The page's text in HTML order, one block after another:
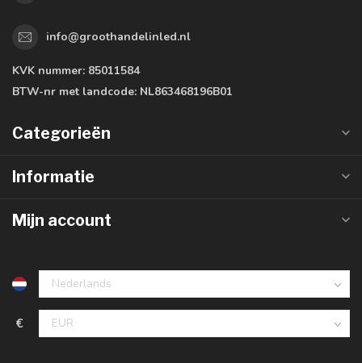
info@groothandelinled.nl
KVK nummer: 85011584
BTW-nr met landcode: NL863468196B01
Categorieën
Informatie
Mijn account
€